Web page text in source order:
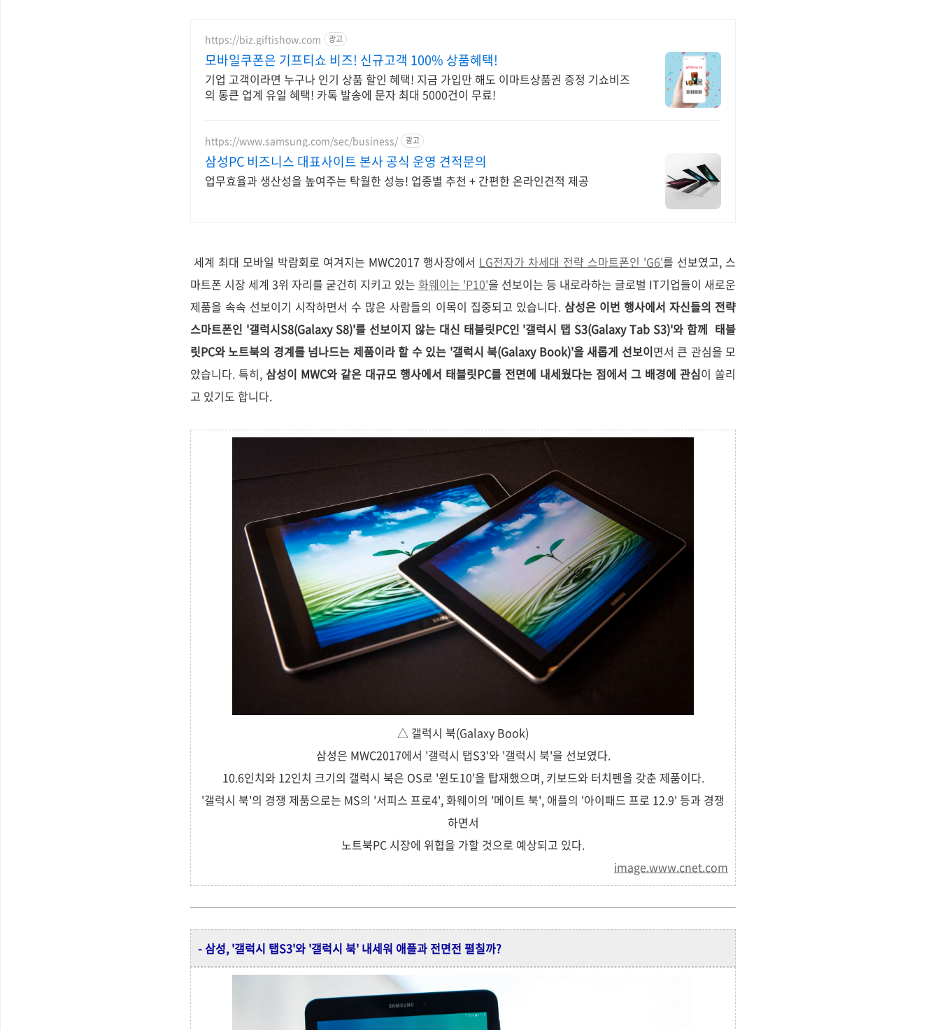
https://biz.giftishow.com 광고
모바일쿠폰은 기프티쇼 비즈! 신규고객 100% 상품혜택!
기업 고객이라면 누구나 인기 상품 할인 혜택! 지금 가입만 해도 이마트상품권 증정 기쇼비즈
의 통큰 업계 유일 혜택! 카톡 발송에 문자 최대 5000건이 무료!
https://www.samsung.com/sec/business/ 광고
삼성PC 비즈니스 대표사이트 본사 공식 운영 견적문의
업무효율과 생산성을 높여주는 탁월한 성능! 업종별 추천 + 간편한 온라인견적 제공
세계 최대 모바일 박람회로 여겨지는 MWC2017 행사장에서 LG전자가 차세대 전략 스마트폰인 'G6'를 선보였고, 스
마트폰 시장 세계 3위 자리를 굳건히 지키고 있는 화웨이는 'P10'을 선보이는 등 내로라하는 글로벌 IT기업들이 새로운
제품을 속속 선보이기 시작하면서 수 많은 사람들의 이목이 집중되고 있습니다. 삼성은 이번 행사에서 자신들의 전략
스마트폰인 '갤럭시S8(Galaxy S8)'를 선보이지 않는 대신 태블릿PC인 '갤럭시 탭 S3(Galaxy Tab S3)'와 함께 태블
릿PC와 노트북의 경계를 넘나드는 제품이라 할 수 있는 '갤럭시 북(Galaxy Book)'을 새롭게 선보이면서 큰 관심을 모
았습니다. 특히, 삼성이 MWC와 같은 대규모 행사에서 태블릿PC를 전면에 내세웠다는 점에서 그 배경에 관심이 쏠리
고 있기도 합니다.
△ 갤럭시 북(Galaxy Book)
삼성은 MWC2017에서 '갤럭시 탭S3'와 '갤럭시 북'을 선보였다.
10.6인치와 12인치 크기의 갤럭시 북은 OS로 '윈도10'을 탑재했으며, 키보드와 터치펜을 갖춘 제품이다.
'갤럭시 북'의 경쟁 제품으로는 MS의 '서피스 프로4', 화웨이의 '메이트 북', 애플의 '아이패드 프로 12.9' 등과 경쟁
하면서
노트북PC 시장에 위협을 가할 것으로 예상되고 있다.
image.www.cnet.com
- 삼성, '갤럭시 탭S3'와 '갤럭시 북' 내세워 애플과 전면전 펼칠까?